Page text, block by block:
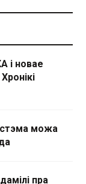
і новае
можа
пра